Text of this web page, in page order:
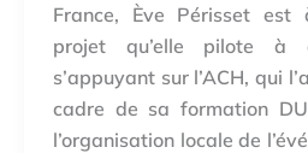
France, Ève Périsset est
projet qu’elle pilote à
s’appuyant sur l’ACH, qui
cadre de sa formation
l’organisation locale de